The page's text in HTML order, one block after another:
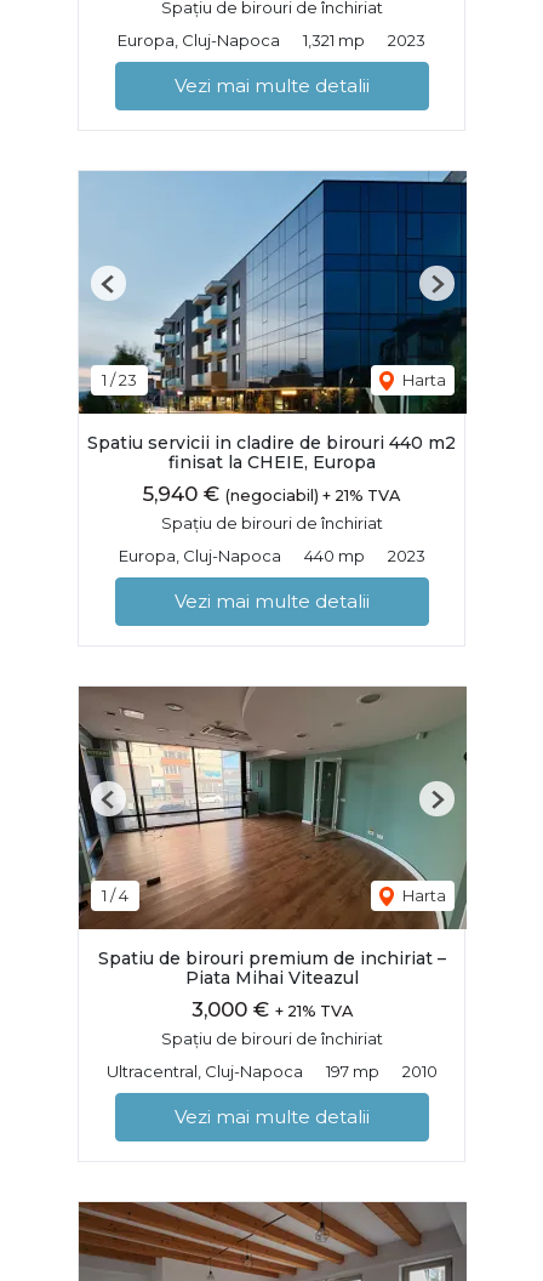
Spațiu de birouri de închiriat
Europa, Cluj-Napoca
1,321 mp 2023
Vezi mai multe detalii
1 /23 Harta
Previous Next
Spatiu servicii in cladire de birouri 440 m2
finisat la CHEIE, Europa
5,940 € (negociabil) + 21% TVA
Spațiu de birouri de închiriat
Europa, Cluj-Napoca
440 mp 2023
Vezi mai multe detalii
1 /4 Harta
Previous Next
Spatiu de birouri premium de inchiriat –
Piata Mihai Viteazul
3,000 € + 21% TVA
Spațiu de birouri de închiriat
Ultracentral, Cluj-Napoca
197 mp 2010
Vezi mai multe detalii